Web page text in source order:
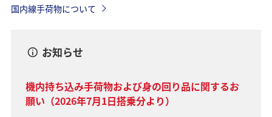
国内線手荷物について
お知らせ
機内持ち込み手荷物および身の回り品に関するお
願い（2026年7月1日搭乗分より）